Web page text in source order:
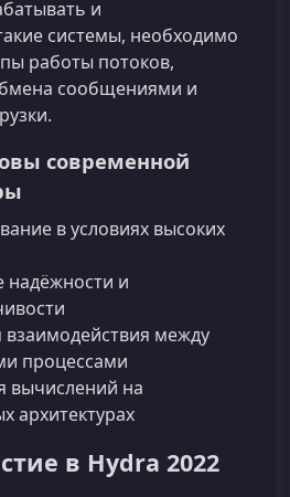
и
системы, необходимо
работы потоков,
сообщениями и
современной
в условиях высоких
надёжности и
взаимодействия между
процессами
вычислений на
архитектурах
в Hydra 2022